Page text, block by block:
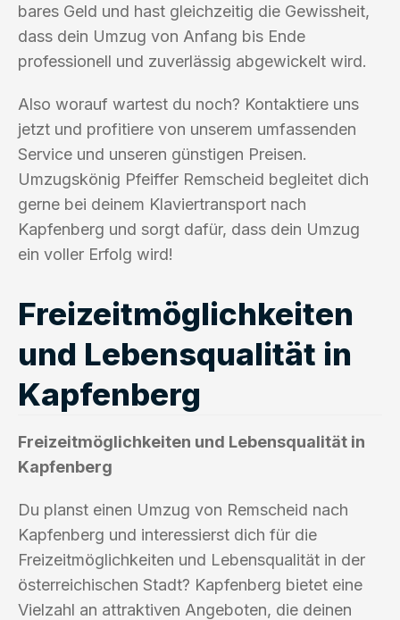
bares Geld und hast gleichzeitig die Gewissheit,
dass dein Umzug von Anfang bis Ende
professionell und zuverlässig abgewickelt wird.
Also worauf wartest du noch? Kontaktiere uns
jetzt und profitiere von unserem umfassenden
Service und unseren günstigen Preisen.
Umzugskönig Pfeiffer Remscheid begleitet dich
gerne bei deinem Klaviertransport nach
Kapfenberg und sorgt dafür, dass dein Umzug
ein voller Erfolg wird!
Freizeitmöglichkeiten
und Lebensqualität in
Kapfenberg
Freizeitmöglichkeiten und Lebensqualität in
Kapfenberg
Du planst einen Umzug von Remscheid nach
Kapfenberg und interessierst dich für die
Freizeitmöglichkeiten und Lebensqualität in der
österreichischen Stadt? Kapfenberg bietet eine
Vielzahl an attraktiven Angeboten, die deinen